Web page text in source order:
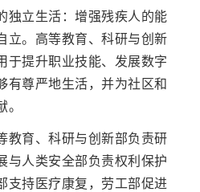
独立生活：增强残疾人的能
立。高等教育、科研与创新
于提升职业技能、发展数字
有尊严地生活，并为社区和
。
教育、科研与创新部负责研
与人类安全部负责权利保护
支持医疗康复，劳工部促进